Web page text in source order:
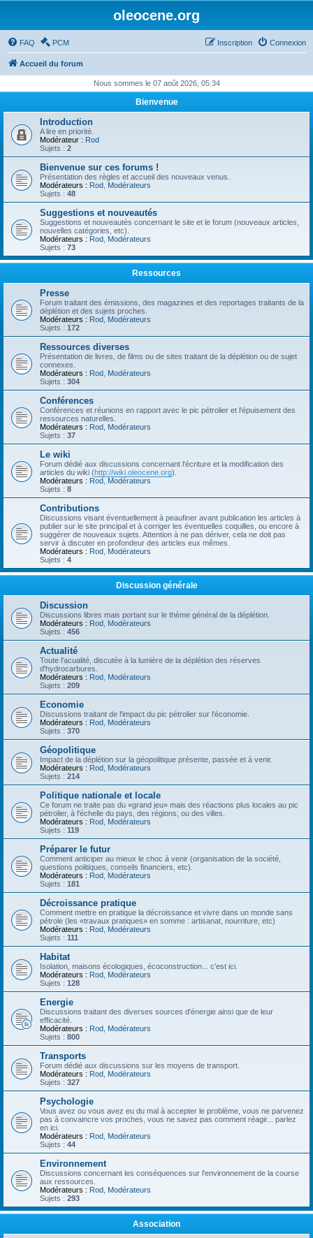
oleocene.org
FAQ PCM Connexion
Inscription
Accueil du forum
Nous sommes le 07 août 2026, 05:34
Bienvenue
Introduction
A lire en priorité.
Modérateur : Rod
Sujets : 2
Bienvenue sur ces forums !
Présentation des règles et accueil des nouveaux venus.
Modérateurs : Rod Modérateurs
Sujets : 48
Suggestions et nouveautés
Suggestions et nouveautés concernant le site et le forum (nouveaux articles,
nouvelles catégories, etc).
Modérateurs : Rod Modérateurs
Sujets : 73
Ressources
Presse
Forum traitant des émissions, des magazines et des reportages traitants de la
déplétion et des sujets proches.
Modérateurs : Rod Modérateurs
Sujets : 172
Ressources diverses
Présentation de livres, de films ou de sites traitant de la déplétion ou de sujet
connexes.
Modérateurs : Rod Modérateurs
Sujets : 304
Conférences
Conférences et réunions en rapport avec le pic pétrolier et l'épuisement des
ressources naturelles.
Modérateurs : Rod Modérateurs
Sujets : 37
Le wiki
Forum dédié aux discussions concernant l'écriture et la modification des
articles du wiki (http://wiki.oleocene.org).
Modérateurs : Rod Modérateurs
Sujets : 8
Contributions
Discussions visant éventuellement à peaufiner avant publication les articles à
publier sur le site principal et à corriger les éventuelles coquilles, ou encore à
suggérer de nouveaux sujets. Attention à ne pas dériver, cela ne doit pas
servir à discuter en profondeur des articles eux mêmes.
Modérateurs : Rod Modérateurs
Sujets : 4
Discussion générale
Discussion
Discussions libres mais portant sur le thème général de la déplétion.
Modérateurs : Rod Modérateurs
Sujets : 456
Actualité
Toute l'acualité, discutée à la lumière de la déplétion des réserves
d'hydrocarbures.
Modérateurs : Rod Modérateurs
Sujets : 209
Economie
Discussions traitant de l'impact du pic pétrolier sur l'économie.
Modérateurs : Rod Modérateurs
Sujets : 370
Géopolitique
Impact de la déplétion sur la géopolitique présente, passée et à venir.
Modérateurs : Rod Modérateurs
Sujets : 214
Politique nationale et locale
Ce forum ne traite pas du «grand jeu» mais des réactions plus locales au pic
pétrolier, à l'échelle du pays, des régions, ou des villes.
Modérateurs : Rod Modérateurs
Sujets : 119
Préparer le futur
Comment anticiper au mieux le choc à venir (organisation de la société,
questions politiques, conseils financiers, etc).
Modérateurs : Rod Modérateurs
Sujets : 181
Décroissance pratique
Comment mettre en pratique la décroissance et vivre dans un monde sans
pétrole (les «travaux pratiques» en somme : artisanat, nourriture, etc)
Modérateurs : Rod Modérateurs
Sujets : 111
Habitat
Isolation, maisons écologiques, écoconstruction... c'est ici.
Modérateurs : Rod Modérateurs
Sujets : 128
Energie
Discussions traitant des diverses sources d'énergie ainsi que de leur
efficacité.
Modérateurs : Rod Modérateurs
Sujets : 800
Transports
Forum dédié aux discussions sur les moyens de transport.
Modérateurs : Rod Modérateurs
Sujets : 327
Psychologie
Vous avez ou vous avez eu du mal à accepter le problème, vous ne parvenez
pas à convaincre vos proches, vous ne savez pas comment réagir... parlez
en ici.
Modérateurs : Rod Modérateurs
Sujets : 44
Environnement
Discussions concernant les conséquences sur l'environnement de la course
aux ressources.
Modérateurs : Rod Modérateurs
Sujets : 293
Association